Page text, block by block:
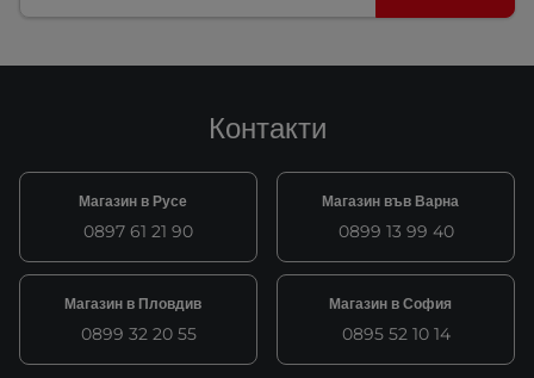
Контакти
Магазин в Русе
0897 61 21 90
Магазин във Варна
0899 13 99 40
Магазин в Пловдив
0899 32 20 55
Магазин в София
0895 52 10 14